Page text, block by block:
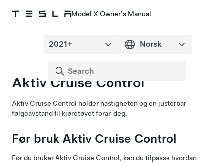
Model X Owner's Manual
Aktiv Cruise Control
Aktiv Cruise Control holder hastigheten og en justerbar
følgeavstand til kjøretøyet foran deg.
Før bruk Aktiv Cruise Control
Før du bruker Aktiv Cruise Control, kan du tilpasse hvordan